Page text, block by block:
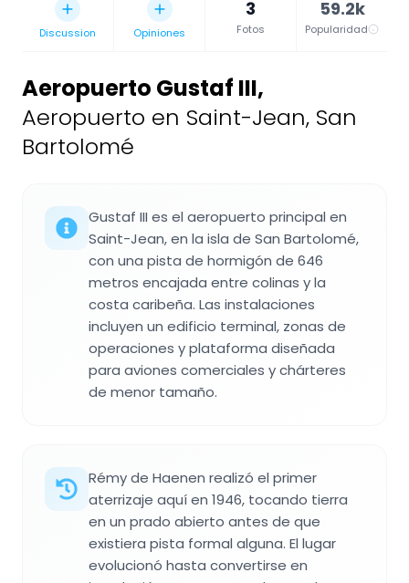
Discussion Opiniones
3
Fotos
59.2k
Popularidad
Aeropuerto Gustaf III,
Aeropuerto en Saint-Jean, San
Bartolomé
Gustaf III es el aeropuerto principal en
Saint-Jean, en la isla de San Bartolomé,
con una pista de hormigón de 646
metros encajada entre colinas y la
costa caribeña. Las instalaciones
incluyen un edificio terminal, zonas de
operaciones y plataforma diseñada
para aviones comerciales y chárteres
de menor tamaño.
Rémy de Haenen realizó el primer
aterrizaje aquí en 1946, tocando tierra
en un prado abierto antes de que
existiera pista formal alguna. El lugar
evolucionó hasta convertirse en